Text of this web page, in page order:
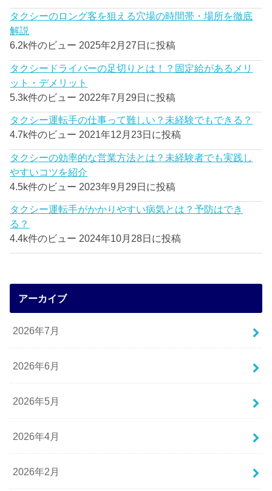
タクシーのロング客を狙える穴場の時間帯・場所を徹底
解説
6.2k件のビュー 2025年2月27日に投稿
タクシードライバーの足切りとは！？固定給があるメリ
ット・デメリット
5.3k件のビュー 2022年7月29日に投稿
タクシー運転手の仕事って難しい？未経験でもできる？
4.7k件のビュー 2021年12月23日に投稿
タクシーの効率的な営業方法とは？未経験者でも実践し
やすいコツを紹介
4.5k件のビュー 2023年9月29日に投稿
タクシー運転手がかかりやすい病気とは？予防はでき
る？
4.4k件のビュー 2024年10月28日に投稿
アーカイブ
2026年7月
2026年6月
2026年5月
2026年4月
2026年2月